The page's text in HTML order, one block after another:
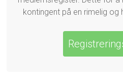
kontingent på en rimelig og